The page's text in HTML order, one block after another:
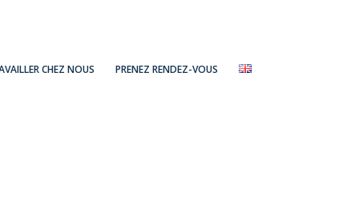
CHEZ NOUS PRENEZ RENDEZ-VOUS